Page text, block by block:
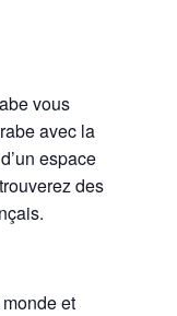
vous
avec la
espace
des
et